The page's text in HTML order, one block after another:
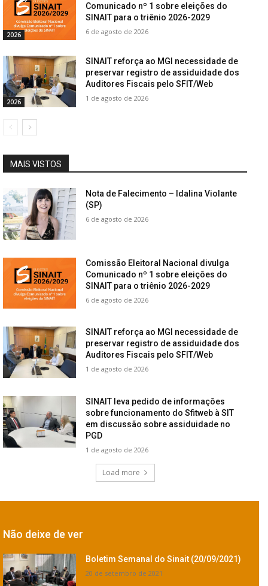
2026
Comunicado nº 1 sobre eleições do
SINAIT para o triênio 2026-2029
6 de agosto de 2026
2026
SINAIT reforça ao MGI necessidade de
preservar registro de assiduidade dos
Auditores Fiscais pelo SFIT/Web
1 de agosto de 2026
MAIS VISTOS
Nota de Falecimento – Idalina Violante
(SP)
6 de agosto de 2026
Comissão Eleitoral Nacional divulga
Comunicado nº 1 sobre eleições do
SINAIT para o triênio 2026-2029
6 de agosto de 2026
SINAIT reforça ao MGI necessidade de
preservar registro de assiduidade dos
Auditores Fiscais pelo SFIT/Web
1 de agosto de 2026
SINAIT leva pedido de informações
sobre funcionamento do Sfitweb à SIT
em discussão sobre assiduidade no
PGD
1 de agosto de 2026
Load more
Não deixe de ver
Boletim Semanal do Sinait (20/09/2021)
20 de setembro de 2021